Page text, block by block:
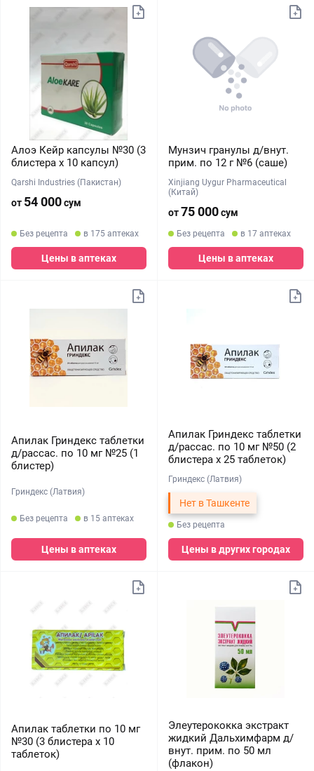
Алоэ Кейр капсулы №30 (3
блистера х 10 капсул)
Qarshi Industries (Пакистан)
от 54 000сум
Без рецепта в 175 аптеках
Цены в аптеках
Мунзич гранулы д/внут.
прим. по 12 г №6 (саше)
Xinjiang Uygur Pharmaceutical
(Китай)
от75 000сум
Без рецепта в 17 аптеках
Цены в аптеках
Апилак Гриндекс таблетки
д/рассас. по 10 мг №25 (1
блистер)
Гриндекс (Латвия)
Без рецепта в 15 аптеках
Цены в аптеках
Апилак Гриндекс таблетки
д/рассас. по 10 мг №50 (2
блистера х 25 таблеток)
Гриндекс (Латвия)
Нет в Ташкенте
Без рецепта
Цены в других городах
Апилак таблетки по 10 мг
№30 (3 блистера х 10
таблеток)
Элеутерококка экстракт
жидкий Дальхимфарм д/
внут. прим. по 50 мл
(флакон)